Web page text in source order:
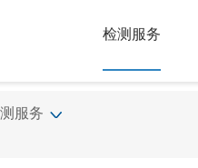
检测服务
服务